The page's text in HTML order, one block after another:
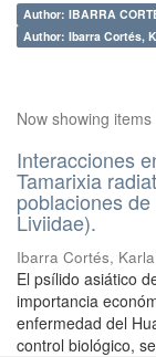
Author: IBARRA
Author: Ibarra Cortés,
Now showing items
Interacciones
Tamarixia
poblaciones
Liviidae).
Ibarra Cortés,
El psílido asiático
importancia
enfermedad del
control biológico,